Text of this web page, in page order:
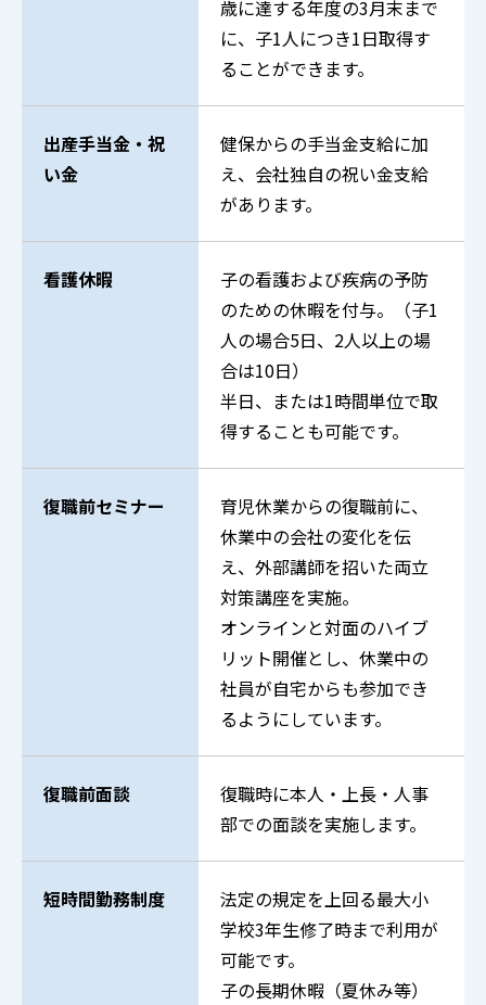
歳に達する年度の3月末まで
に、子1人につき1日取得す
ることができます。
出産手当金・祝
い金
健保からの手当金支給に加
え、会社独自の祝い金支給
があります。
看護休暇
子の看護および疾病の予防
のための休暇を付与。（子1
人の場合5日、2人以上の場
合は10日）
半日、または1時間単位で取
得することも可能です。
復職前セミナー
育児休業からの復職前に、
休業中の会社の変化を伝
え、外部講師を招いた両立
対策講座を実施。
オンラインと対面のハイブ
リット開催とし、休業中の
社員が自宅からも参加でき
るようにしています。
復職前面談
復職時に本人・上長・人事
部での面談を実施します。
短時間勤務制度
法定の規定を上回る最大小
学校3年生修了時まで利用が
可能です。
子の長期休暇（夏休み等）